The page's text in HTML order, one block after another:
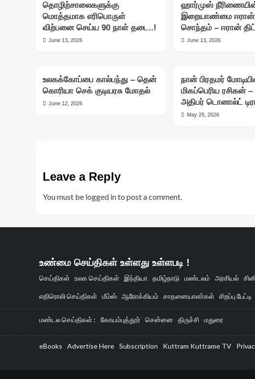
தொழிற்சாலைகளுக்கு
மொத்தமாக எரிபொருள்
விற்பனை செய்ய 90 நாள் தடை..!
June 13, 2026
ஹார்முஸ்
இறையாண்மை
சொந்தம் – ஈரான்
June 13, 2026
உலகக்கோப்பை கால்பந்து – தென்
கொரியா செக் குடியரசு மோதல்
June 12, 2026
நான் பிரதமர்
மிகப்பெரிய ரசிகன்
அதிபர் டொனால்ட்
May 25, 2026
Leave a Reply
You must be logged into post a comment.
உண்மை செய்திகள் உள்ளது உள்ளபடி !
செய்திகள் உலக செய்திகள் இந்தியா தமிழ்நாடு மண்டலம் அரசியல்
எதிரொலி செய்திகள் மீம்ஸ் ஆரோக்கியம் சாதனையாளா்கள் சிறப்பு பேட்டி
மண்டல செய்திகள் : கோயம்புத்தூர் சென்னை திருச்சி மதுரை
eBooks Advertise Here Subscription Kuttram Kuttrame TV